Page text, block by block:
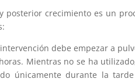
posterior crecimiento es un
debe empezar a
Mientras no se ha
únicamente durante la